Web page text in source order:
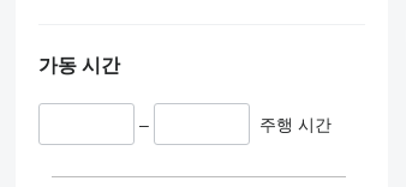
가동 시간
– 주행 시간